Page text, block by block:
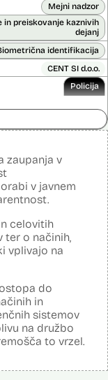
Mejni nadzor
in preiskovanje kaznivih
dejanj
identifikacija
CENT SI d.o.o.
Policija
136.701,00 € z DDV
in registrira ilegalne
njihove listine,
odtise. Sistem
prekrškov in
sistemu in bazah
System /
ki temelji na
razpoznavnih
odtisov.
sistema policije
zaupanja v
v javnem
celovitih
ter o načinih,
vplivajo na
do
in
sistemov
na družbo
to vrzel.